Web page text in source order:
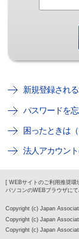
新規登録され
パスワードを
困ったときは
法人アカウン
[ WEBサイトのご利用推奨環
パソコンのWEBブラウザに
Copyright (c) Japan
Copyright (c) Japan
Copyright (c) Japan